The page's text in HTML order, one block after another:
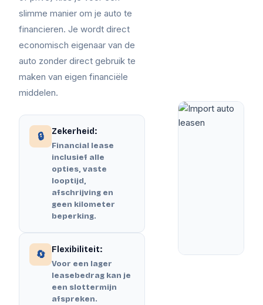
slimme manier om je auto te
financieren. Je wordt direct
economisch eigenaar van de
auto zonder direct gebruik te
maken van eigen financiële
middelen.
🔒 Zekerheid:
Financial lease
inclusief alle
opties, vaste
looptijd,
afschrijving en
geen kilometer
beperking.
🔄 Flexibiliteit:
Voor een lager
leasebedrag kan je
een slottermijn
afspreken.